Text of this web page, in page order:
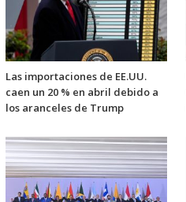
Las importaciones de EE.UU.
caen un 20 % en abril debido a
los aranceles de Trump